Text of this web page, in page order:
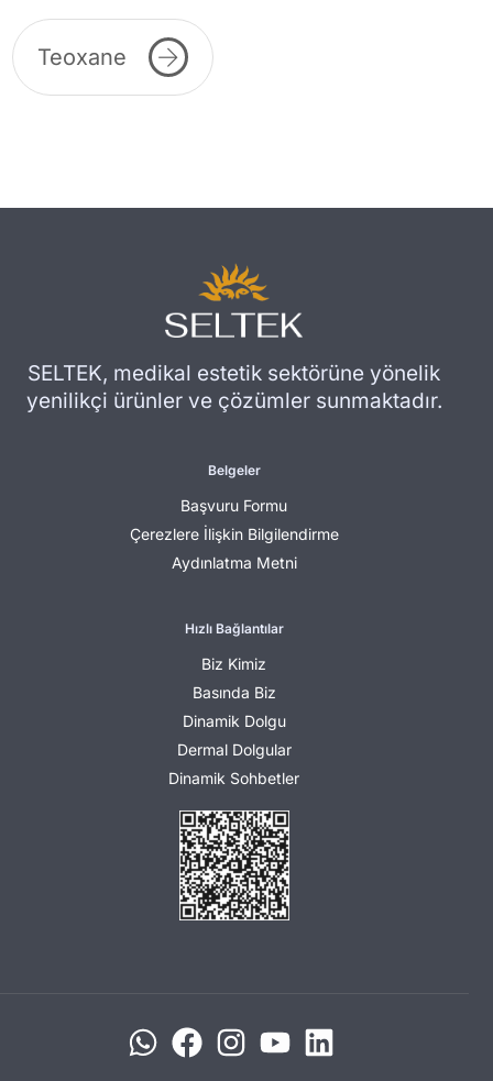
Teoxane
SELTEK, medikal estetik sektörüne yönelik
yenilikçi ürünler ve çözümler sunmaktadır.
Belgeler
Başvuru Formu
Çerezlere İlişkin Bilgilendirme
Aydınlatma Metni
Hızlı Bağlantılar
Biz Kimiz
Basında Biz
Dinamik Dolgu
Dermal Dolgular
Dinamik Sohbetler